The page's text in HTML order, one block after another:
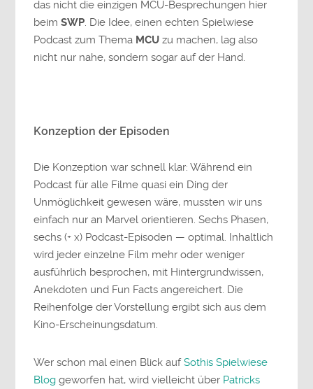
das nicht die einzigen MCU-Besprechungen hier
beimSWP. Die Idee, einen echten Spielwiese
Podcast zum Thema MCU zu machen, lag also
nicht nur nahe, sondern sogar auf der Hand.
Konzeption der Episoden
Die Konzeption war schnell klar: Während ein
Podcast für alle Filme quasi ein Ding der
Unmöglichkeit gewesen wäre, mussten wir uns
einfach nur an Marvel orientieren. Sechs Phasen,
sechs (+ x) Podcast-Episoden — optimal. Inhaltlich
wird jeder einzelne Film mehr oder weniger
ausführlich besprochen, mit Hintergrundwissen,
Anekdoten und Fun Facts angereichert. Die
Reihenfolge der Vorstellung ergibt sich aus dem
Kino-Erscheinungsdatum.
Wer schon mal einen Blick aufSothis Spielwiese
Blog geworfen hat, wird vielleicht über Patricks